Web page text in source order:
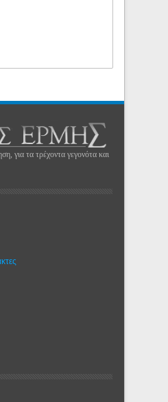
για τα τρέχοντα γεγονότα και